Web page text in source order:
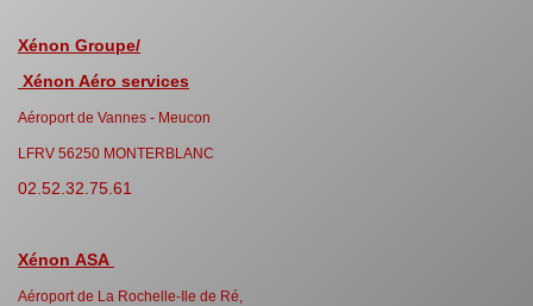
Xénon Groupe/
Xénon Aéro services
Aéroport de Vannes - Meucon
LFRV 56250 MONTERBLANC
02.52.32.75.61
Xénon ASA
Aéroport de La Rochelle-Ile de Ré,